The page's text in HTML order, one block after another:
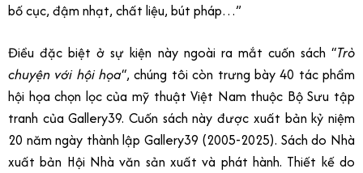
bố cục, đậm nhạt, chất liệu, bút pháp…”
Điều đặc biệt ở sự kiện này ngoài ra mắt cuốn sách “Trò
chuyện với hội họa“, chúng tôi còn trưng bày 40 tác phẩm
hội họa chọn lọc của mỹ thuật Việt Nam thuộc Bộ Sưu tập
tranh của Gallery39. Cuốn sách này được xuất bản kỷ niệm
20 năm ngày thành lập Gallery39 (2005-2025). Sách do Nhà
xuất bản Hội Nhà văn sản xuất và phát hành. Thiết kế do